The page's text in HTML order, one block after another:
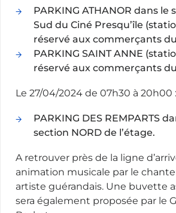
PARKING ATHANOR dans le
Sud du Ciné Presqu’île
réservé aux commerçants
PARKING SAINT ANNE
réservé aux commerçants
Le 27/04/2024 de 07h30 à 20h00 :
PARKING DES REMPARTS
section NORD de l’étage.
A retrouver près de la ligne
animation musicale par le
artiste guérandais. Une buvette
sera également proposée par le